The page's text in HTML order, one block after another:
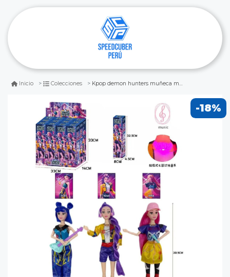
Inicio Colecciones Kpop demon hunters muñeca musical sorpresa
-18%